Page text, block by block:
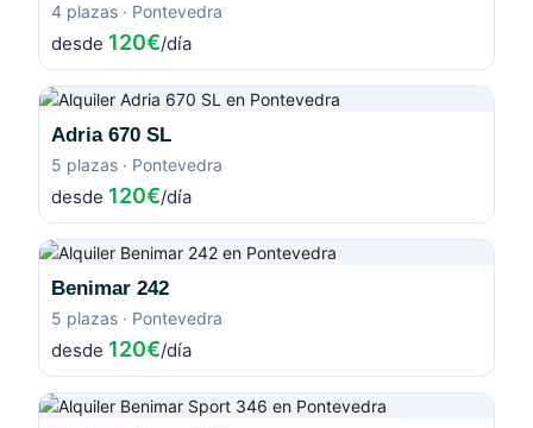
4 plazas · Pontevedra
desde 120€/día
Adria 670 SL
5 plazas · Pontevedra
desde 120€/día
Benimar 242
5 plazas · Pontevedra
desde 120€/día